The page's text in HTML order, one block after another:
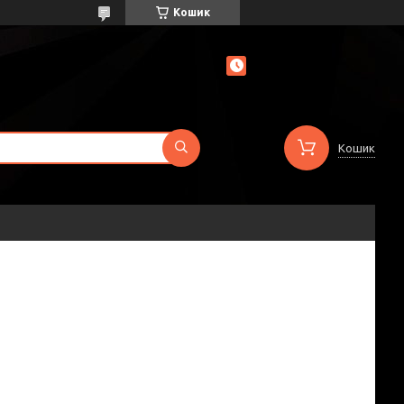
Кошик
Кошик